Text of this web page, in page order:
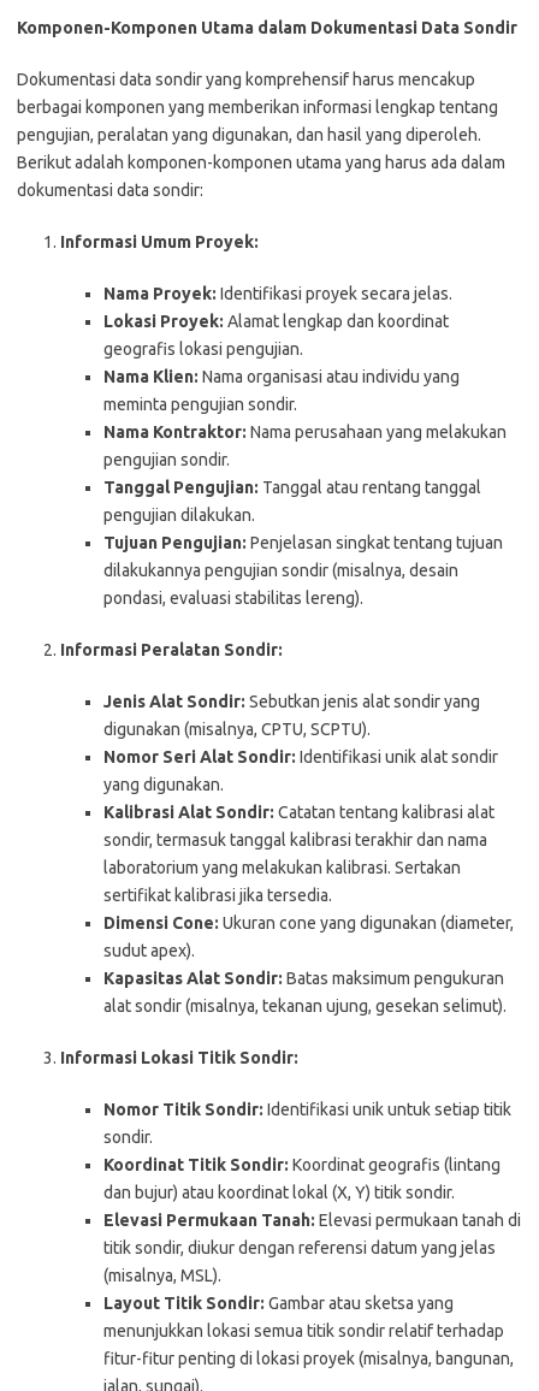
Komponen-Komponen Utama dalam Dokumentasi Data Sondir
Dokumentasi data sondir yang komprehensif harus mencakup
berbagai komponen yang memberikan informasi lengkap tentang
pengujian, peralatan yang digunakan, dan hasil yang diperoleh.
Berikut adalah komponen-komponen utama yang harus ada dalam
dokumentasi data sondir:
Informasi Umum Proyek:
Nama Proyek: Identifikasi proyek secara jelas.
Lokasi Proyek: Alamat lengkap dan koordinat
geografis lokasi pengujian.
Nama Klien: Nama organisasi atau individu yang
meminta pengujian sondir.
Nama Kontraktor: Nama perusahaan yang melakukan
pengujian sondir.
Tanggal Pengujian: Tanggal atau rentang tanggal
pengujian dilakukan.
Tujuan Pengujian: Penjelasan singkat tentang tujuan
dilakukannya pengujian sondir (misalnya, desain
pondasi, evaluasi stabilitas lereng).
Informasi Peralatan Sondir:
Jenis Alat Sondir: Sebutkan jenis alat sondir yang
digunakan (misalnya, CPTU, SCPTU).
Nomor Seri Alat Sondir: Identifikasi unik alat sondir
yang digunakan.
Kalibrasi Alat Sondir: Catatan tentang kalibrasi alat
sondir, termasuk tanggal kalibrasi terakhir dan nama
laboratorium yang melakukan kalibrasi. Sertakan
sertifikat kalibrasi jika tersedia.
Dimensi Cone: Ukuran cone yang digunakan (diameter,
sudut apex).
Kapasitas Alat Sondir: Batas maksimum pengukuran
alat sondir (misalnya, tekanan ujung, gesekan selimut).
Informasi Lokasi Titik Sondir:
Nomor Titik Sondir: Identifikasi unik untuk setiap titik
sondir.
Koordinat Titik Sondir: Koordinat geografis (lintang
dan bujur) atau koordinat lokal (X, Y) titik sondir.
Elevasi Permukaan Tanah: Elevasi permukaan tanah di
titik sondir, diukur dengan referensi datum yang jelas
(misalnya, MSL).
Layout Titik Sondir: Gambar atau sketsa yang
menunjukkan lokasi semua titik sondir relatif terhadap
fitur-fitur penting di lokasi proyek (misalnya, bangunan,
jalan, sungai).